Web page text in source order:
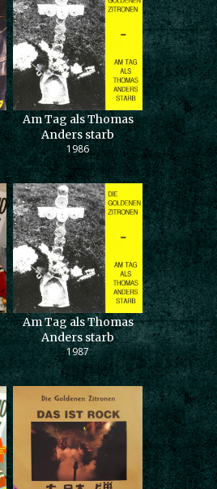
Am Tag als Thomas
Anders starb
1986
Am Tag als Thomas
Anders starb
1987